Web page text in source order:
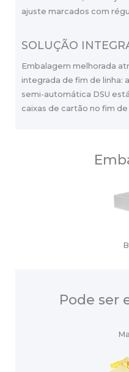
ajuste marcados com
SOLUÇÃO
Embalagem melhorada
integrada de fim de linha:
semi-automática DSU
caixas de cartão no fim de
Pode ser